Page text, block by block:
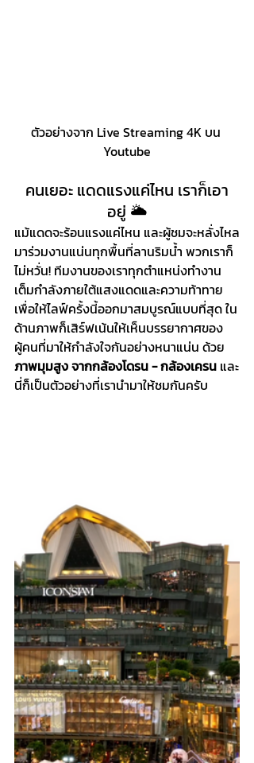
ตัวอย่างจาก Live Streaming 4K บน
Youtube
คนเยอะ แดดแรงแค่ไหน เราก็เอา
อยู่ 🌥️
แม้แดดจะร้อนแรงแค่ไหน และผู้ชมจะหลั่งไหล
มาร่วมงานแน่นทุกพื้นที่ลานริมน้ำ พวกเราก็
ไม่หวั่น! ทีมงานของเราทุกตำแหน่งทำงาน
เต็มกำลังภายใต้แสงแดดและความท้าทาย
เพื่อให้ไลฟ์ครั้งนี้ออกมาสมบูรณ์แบบที่สุด ใน
ด้านภาพก็เสิร์ฟเน้นให้เห็นบรรยากาศของ
ผู้คนที่มาให้กำลังใจกันอย่างหนาแน่น ด้วย
ภาพมุมสูง จากกล้องโดรน - กล้องเครน และ
นี่ก็เป็นตัวอย่างที่เรานำมาให้ชมกันครับ